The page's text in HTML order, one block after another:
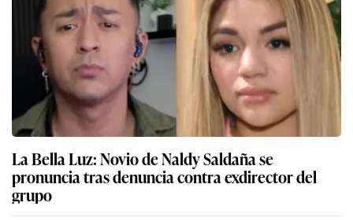
La Bella Luz: Novio de Naldy Saldaña se
pronuncia tras denuncia contra exdirector del
grupo